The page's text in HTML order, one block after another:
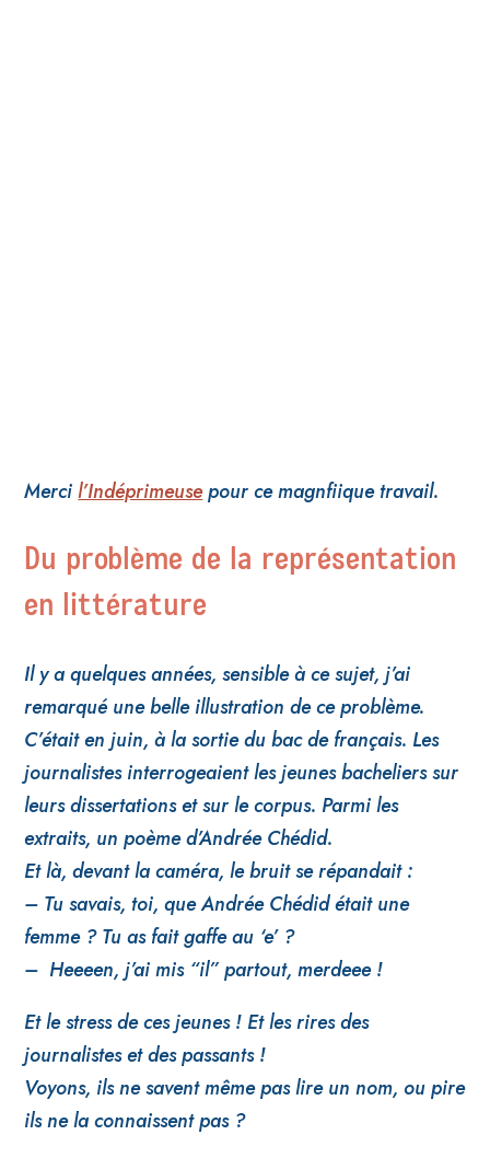
Mercil’Indéprimeusepour ce magnfiique travail.
Du problème de la représentation
en littérature
Il y a quelques années, sensible à ce sujet, j’ai
remarqué une belle illustration de ce problème.
C’était en juin, à la sortie du bac de français. Les
journalistes interrogeaient les jeunes bacheliers sur
leurs dissertations et sur le corpus. Parmi les
extraits, un poème d’Andrée Chédid.
Et là, devant la caméra, le bruit se répandait :
– Tu savais, toi, que Andrée Chédid était une
femme ? Tu as fait gaffe au ‘e’ ?
– Heeeen, j’ai mis “il” partout, merdeee !
Et le stress de ces jeunes ! Et les rires des
journalistes et des passants !
Voyons, ils ne savent même pas lire un nom, ou pire
ils ne la connaissent pas ?